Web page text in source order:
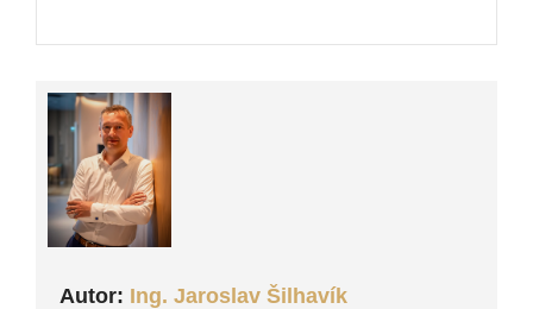
Autor: Ing. Jaroslav Šilhavík